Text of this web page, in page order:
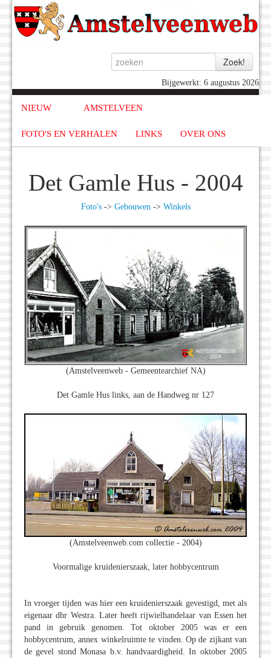
Bijgewerkt: 6 augustus 2026
NIEUW AMSTELVEEN
FOTO'S EN VERHALEN LINKS OVER ONS
Det Gamle Hus - 2004
Foto's-> Gebouwen-> Winkels
(Amstelveenweb - Gemeentearchief NA)
Det Gamle Hus links, aan de Handweg nr 127
(Amstelveenweb.com collectie - 2004)
Voormalige kruidenierszaak, later hobbycentrum
In vroeger tijden was hier een kruidenierszaak gevestigd, met als
eigenaar dhr Westra. Later heeft rijwielhandelaar van Essen het
pand in gebruik genomen. Tot oktober 2005 was er een
hobbycentrum, annex winkelruimte te vinden. Op de zijkant van
de gevel stond Monasa b.v. handvaardigheid. In oktober 2005